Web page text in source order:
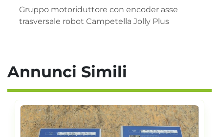
Gruppo motoriduttore con encoder asse
trasversale robot Campetella Jolly Plus
Annunci Simili